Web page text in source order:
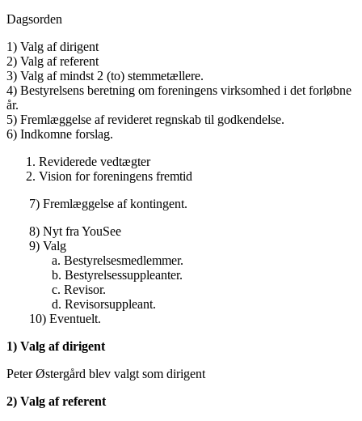
Dagsorden
1) Valg af dirigent
2) Valg af referent
3) Valg af mindst 2 (to) stemmetællere.
4) Bestyrelsens beretning om foreningens virksomhed i det forløbne
år.
5) Fremlæggelse af revideret regnskab til godkendelse.
6) Indkomne forslag.
Reviderede vedtægter
Vision for foreningens fremtid
7) Fremlæggelse af kontingent.
8) Nyt fra YouSee
9) Valg
a. Bestyrelsesmedlemmer.
b. Bestyrelsessuppleanter.
c. Revisor.
d. Revisorsuppleant.
10) Eventuelt.
1) Valg af dirigent
Peter Østergård blev valgt som dirigent
2) Valg af referent